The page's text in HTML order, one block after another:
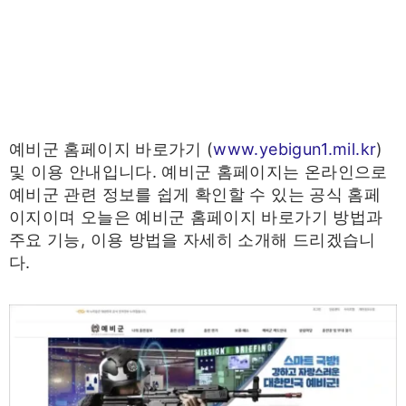
예비군 홈페이지 바로가기 (www.yebigun1.mil.kr)
및 이용 안내입니다. 예비군 홈페이지는 온라인으로
예비군 관련 정보를 쉽게 확인할 수 있는 공식 홈페
이지이며 오늘은 예비군 홈페이지 바로가기 방법과
주요 기능, 이용 방법을 자세히 소개해 드리겠습니
다.